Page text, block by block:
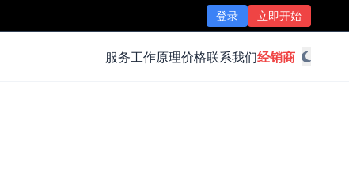
登录 立即开始
服务工作原理价格联系我们经销商